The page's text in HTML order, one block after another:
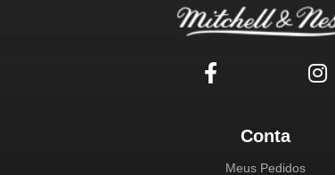
Conta
Meus Pedidos